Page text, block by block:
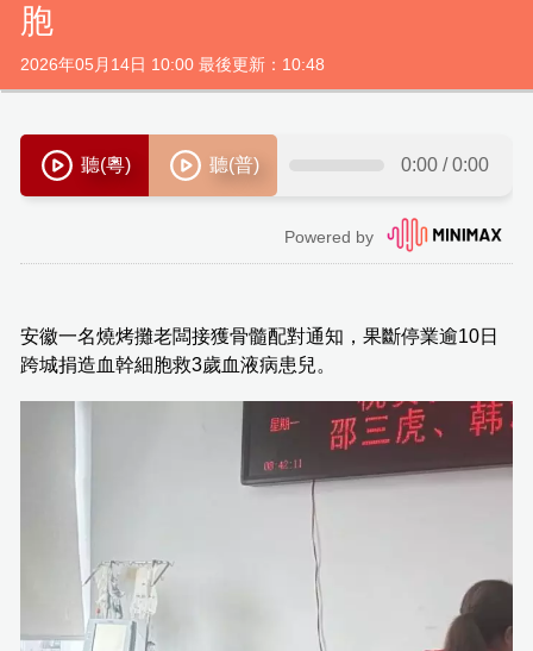
胞
2026年05月14日 10:00 最後更新：10:48
安徽一名燒烤攤老闆接獲骨髓配對通知，果斷停業逾10日
跨城捐造血幹細胞救3歲血液病患兒。